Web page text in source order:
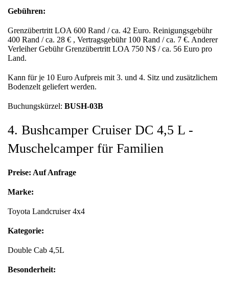
Gebühren:
Grenzübertritt LOA 600 Rand / ca. 42 Euro. Reinigungsgebühr
400 Rand / ca. 28 € , Vertragsgebühr 100 Rand / ca. 7 €. Anderer
Verleiher Gebühr Grenzübertritt LOA 750 N$ / ca. 56 Euro pro
Land.
Kann für je 10 Euro Aufpreis mit 3. und 4. Sitz und zusätzlichem
Bodenzelt geliefert werden.
Buchungskürzel: BUSH-03B
4. Bushcamper Cruiser DC 4,5 L -
Muschelcamper für Familien
Preise: Auf Anfrage
Marke:
Toyota Landcruiser 4x4
Kategorie:
Double Cab 4,5L
Besonderheit: